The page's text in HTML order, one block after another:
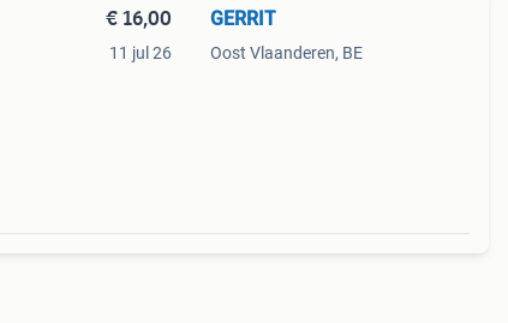
€ 16,00
11 jul 26
GERRIT
Oost Vlaanderen, BE